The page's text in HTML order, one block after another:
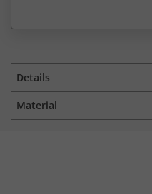
Details
Material